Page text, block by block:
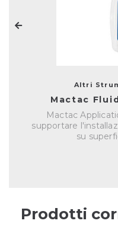
Altri
Mactac
Mactac
supportare
su
Prodotti